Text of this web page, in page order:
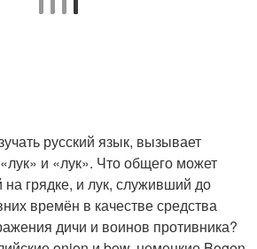
русский язык, вызывает
и «лук». Что общего может
на грядке, и лук, служивший до
времён в качестве средства
дичи и воинов противника?